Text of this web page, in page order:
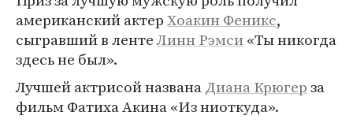
американский актерХоакин Феникс,
сыгравший в лентеЛинн Рэмси«Ты никогда
здесь не был».
Лучшей актрисой названаДиана Крюгерза
фильм Фатиха Акина «Из ниоткуда».